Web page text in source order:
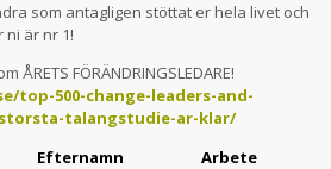
som antagligen stöttat er hela livet och
ni är nr 1!
ÅRETS FÖRÄNDRINGSLEDARE!
top-500-change-leaders-and-
talangstudie-ar-klar/
Efternamn
Arbete